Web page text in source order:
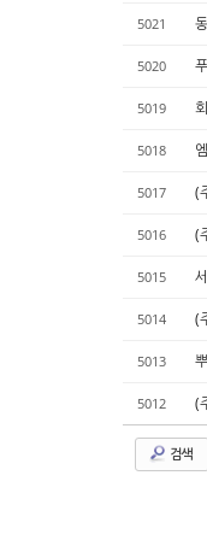
5021
5020
5019
5018
5017 (
5016 (
5015
5014 (
5013
5012 (
검색